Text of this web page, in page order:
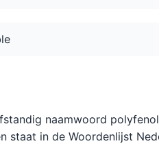
naamwoord polyfenol
staat in de Woordenlijst